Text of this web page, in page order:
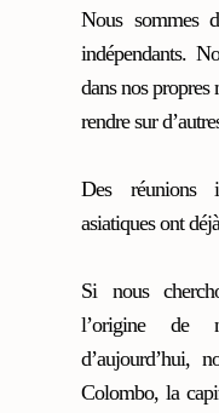
Nous sommes
indépendants.
dans nos propres
rendre sur
Des réunions
asiatiques ont
Si nous
l’origine de
d’aujourd’hui,
Colombo, la